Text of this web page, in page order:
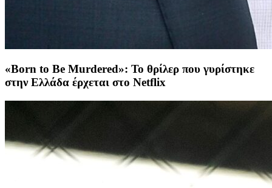
«Born to Be Murdered»: Το θρίλερ που γυρίστηκε
στην Ελλάδα έρχεται στο Netflix